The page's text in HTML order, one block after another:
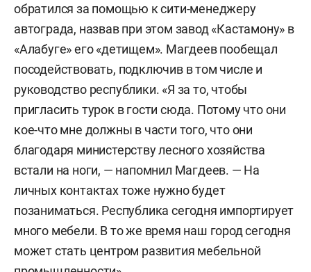
обратился за помощью к сити-менеджеру
автограда, назвав при этом завод «Кастамону» в
«Алабуге» его «детищем». Магдеев пообещал
посодействовать, подключив в том числе и
руководство республики. «Я за то, чтобы
пригласить турок в гости сюда. Потому что они
кое-что мне должны в части того, что они
благодаря министерству лесного хозяйства
встали на ноги, — напомнил Магдеев. — На
личных контактах тоже нужно будет
позаниматься. Республика сегодня импортирует
много мебели. В то же время наш город сегодня
может стать центром развития мебельной